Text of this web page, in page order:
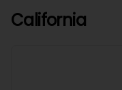
California